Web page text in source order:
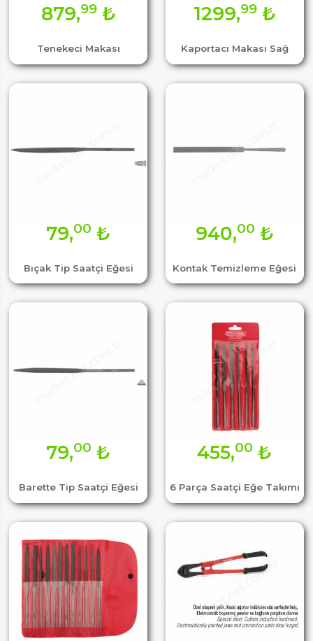
Tenekeci Makası
879,99₺
Kaportacı Makası Sağ
1299,99₺
Bıçak Tip Saatçi Eğesi
79,00 ₺
Kontak Temizleme Eğesi
940,00 ₺
Barette Tip Saatçi Eğesi
79,00 ₺
6 Parça Saatçi Eğe Takımı
455,00 ₺